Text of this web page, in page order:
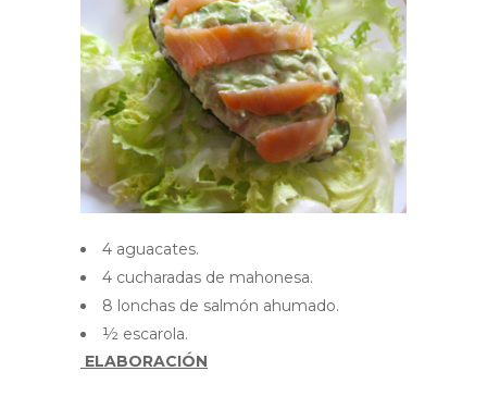
4 aguacates.
4 cucharadas de mahonesa.
8 lonchas de salmón ahumado.
½ escarola.
ELABORACIÓN